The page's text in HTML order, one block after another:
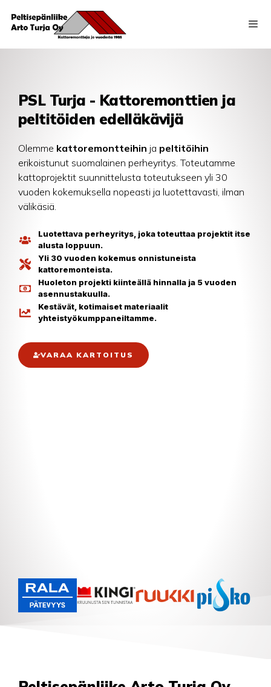
PSL Turja - Kattoremonttien ja
peltitöiden edelläkävijä
Olemme kattoremontteihin ja peltitöihin
erikoistunut suomalainen perheyritys. Toteutamme
kattoprojektit suunnittelusta toteutukseen yli 30
vuoden kokemuksella nopeasti ja luotettavasti, ilman
välikäsiä.
Luotettava perheyritys, joka toteuttaa projektit itse
alusta loppuun.
Yli 30 vuoden kokemus onnistuneista
kattoremonteista.
Huoleton projekti kiinteällä hinnalla ja 5 vuoden
asennustakuulla.
Kestävät, kotimaiset materiaalit
yhteistyökumppaneiltamme.
VARAA KARTOITUS